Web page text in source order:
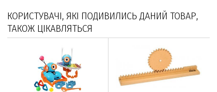
КОРИСТУВАЧІ, ЯКІ ПОДИВИЛИСЬ ДАНИЙ ТОВАР,
ТАКОЖ ЦІКАВЛЯТЬСЯ